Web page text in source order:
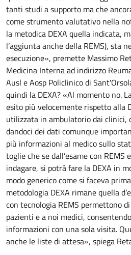
tanti studi a supporto ma che
come strumento valutativo nella
la metodica DEXA quella indicata,
l’aggiunta anche della REMS), sta
esecuzione», premette Massimo
Medicina Interna ad indirizzo
Ausl e Aosp Policlinico di
quindi la DEXA? «Al momento no.
esito più velocemente rispetto alla
utilizzata in ambulatorio dai clinici,
dandoci dei dati comunque
più informazioni al medico sullo
toglie che se dall’esame con
indagare, si potrà fare la DEXA in
modo generico come si faceva
metodologia DEXA rimane quella
con tecnologia REMS permettono
pazienti e a noi medici,
informazioni con una sola visita.
anche le liste di attesa», spiega